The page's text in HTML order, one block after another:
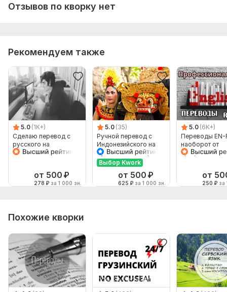
Отзывов по кворку нет
Рекомендуем также
5.0 (1K+)
Сделаю перевод с
русского на
английский и
от 500 ₽
278 ₽ за 1 000 зн.
5.0 (35)
Ручной перевод с
Индонезийского на
Русский и наоборот
Выбор Kwork
от 500 ₽
625 ₽ за 1 000 зн.
5.0 (6K+)
Переводы EN-
наоборот от
от
250 ₽ за
Похожие кворки